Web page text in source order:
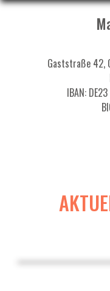
Gaststraße 42,
IBAN: